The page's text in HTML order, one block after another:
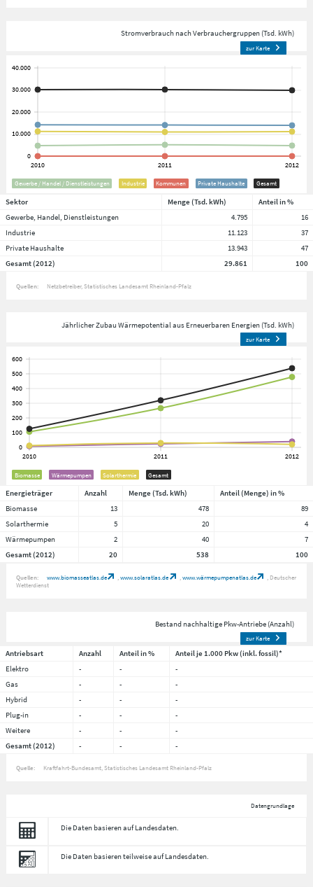
Stromverbrauch nach Verbrauchergruppen (Tsd. kWh)
zur Karte
Gewerbe / Handel / Dienstleistungen Industrie Kommunen Private Haushalte Gesamt
Sektor Menge (Tsd. kWh)
Anteil in %
Gewerbe, Handel, Dienstleistungen
4.795
16
Industrie
11.123
37
Private Haushalte
13.943
47
Gesamt (2012)
29.861 100
Quellen: Netzbetreiber Statistisches Landesamt Rheinland-Pfalz
Jährlicher Zubau Wärmepotential aus Erneuerbaren Energien (Tsd. kWh)
zur Karte
Biomasse Wärmepumpen Solarthermie Gesamt
Energieträger Anzahl Menge (Tsd. kWh)
Anteil (Menge) in %
Biomasse
13 478
89
Solarthermie
5 20
4
Wärmepumpen
2 40
7
Gesamt (2012)
20 538 100
Quellen: www.biomasseatlas.de www.solaratlas.de www.wärmepumpenatlas.de
Deutscher
Wetterdienst
Bestand nachhaltige Pkw-Antriebe (Anzahl)
zur Karte
Antriebsart Anzahl Anteil in %
Anteil je 1.000 Pkw (inkl. fossil)*
Elektro
- -
-
Gas
- -
-
Hybrid
- -
-
Plug-in
- -
-
Weitere
- -
-
Gesamt (2012)
- - -
Quelle: Kraftfahrt-Bundesamt, Statistisches Landesamt Rheinland-Pfalz
Datengrundlage
Die Daten basieren auf Landesdaten.
Die Daten basieren teilweise auf Landesdaten.